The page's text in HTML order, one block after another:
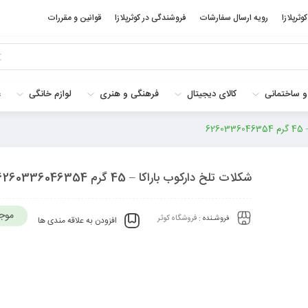
رویه ارسال سفارشات فروشندگی در کوثرپلازا قوانین و مقررات
ساختمانی کالای دیجیتال فرهنگی و هنری لوازم خانگی
شکلات تلخ دارکوب باراکا – 45 گرم 6260336046354
فروشـنده : فروشگاه کوثر افزودن به علاقه مندی ها